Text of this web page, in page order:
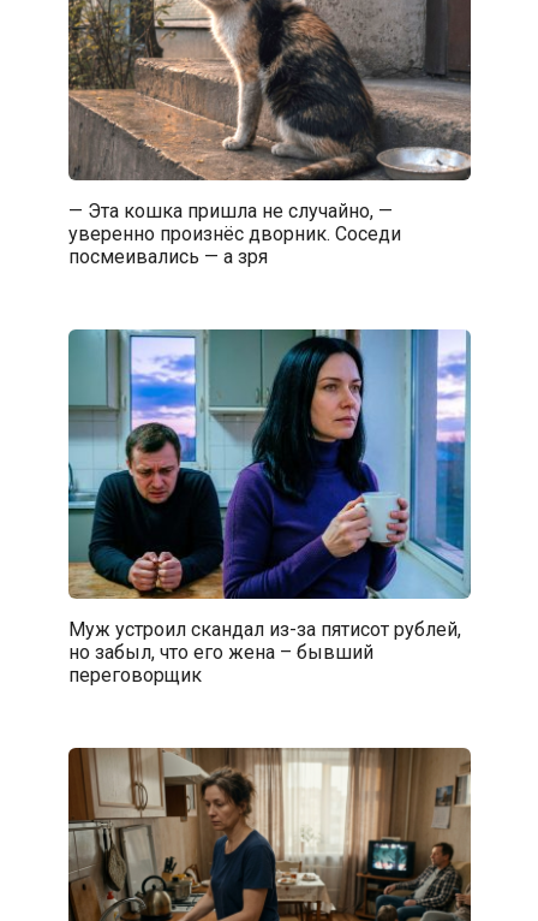
— Эта кошка пришла не случайно, —
уверенно произнёс дворник. Соседи
посмеивались — а зря
Муж устроил скандал из-за пятисот рублей,
но забыл, что его жена – бывший
переговорщик